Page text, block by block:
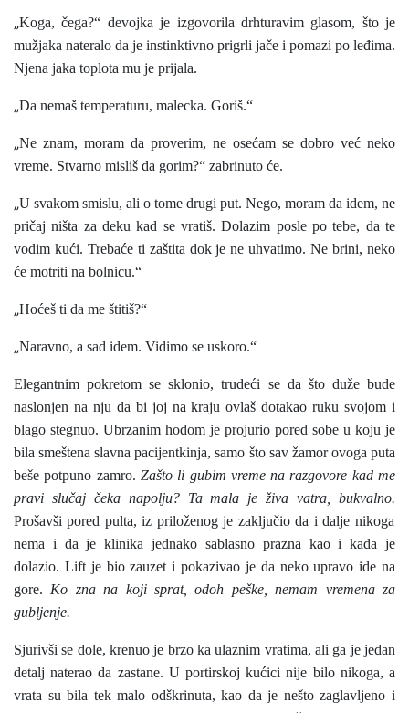
„Koga, čega?“ devojka je izgovorila drhturavim glasom, što je
mužjaka nateralo da je instinktivno prigrli jače i pomazi po leđima.
Njena jaka toplota mu je prijala.
„Da nemaš temperaturu, malecka. Goriš.“
„Ne znam, moram da proverim, ne osećam se dobro već neko
vreme. Stvarno misliš da gorim?“ zabrinuto će.
„U svakom smislu, ali o tome drugi put. Nego, moram da idem, ne
pričaj ništa za deku kad se vratiš. Dolazim posle po tebe, da te
vodim kući. Trebaće ti zaštita dok je ne uhvatimo. Ne brini, neko
će motriti na bolnicu.“
„Hoćeš ti da me štitiš?“
„Naravno, a sad idem. Vidimo se uskoro.“
Elegantnim pokretom se sklonio, trudeći se da što duže bude
naslonjen na nju da bi joj na kraju ovlaš dotakao ruku svojom i
blago stegnuo. Ubrzanim hodom je projurio pored sobe u koju je
bila smeštena slavna pacijentkinja, samo što sav žamor ovoga puta
beše potpuno zamro. Zašto li gubim vreme na razgovore kad me
pravi slučaj čeka napolju? Ta mala je živa vatra, bukvalno.
Prošavši pored pulta, iz priloženog je zaključio da i dalje nikoga
nema i da je klinika jednako sablasno prazna kao i kada je
dolazio. Lift je bio zauzet i pokazivao je da neko upravo ide na
gore. Ko zna na koji sprat, odoh peške, nemam vremena za
gubljenje.
Sjurivši se dole, krenuo je brzo ka ulaznim vratima, ali ga je jedan
detalj naterao da zastane. U portirskoj kućici nije bilo nikoga, a
vrata su bila tek malo odškrinuta, kao da je nešto zaglavljeno i